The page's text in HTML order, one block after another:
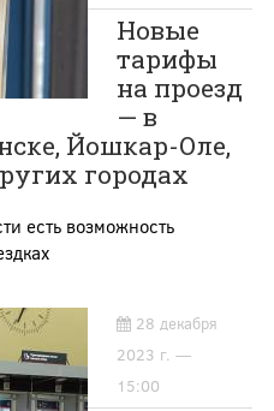
Новые
тарифы
на проезд
— в
Йошкар-Оле,
городах
есть возможность
28 декабря
2023 г. —
15:00